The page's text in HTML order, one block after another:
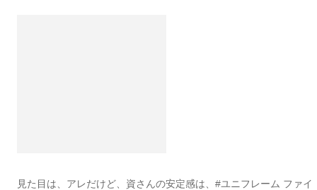
見た目は、アレだけど、資さんの安定感は、#ユニフレーム ファイ